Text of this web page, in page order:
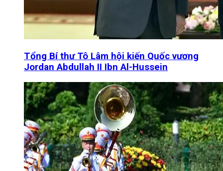
Tổng Bí thư Tô Lâm hội kiến Quốc vương
Jordan Abdullah II Ibn Al-Hussein